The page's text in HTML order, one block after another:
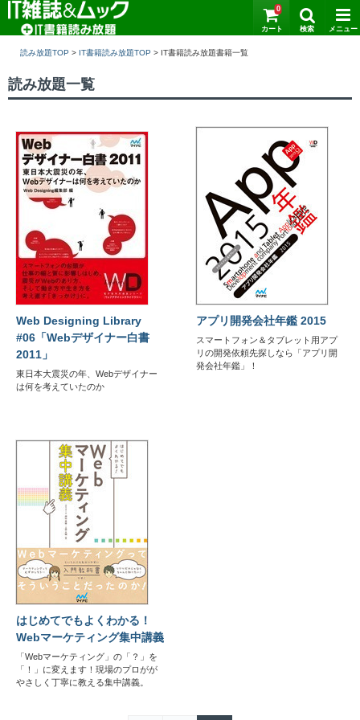
読み放題TOP > IT書籍読み放題TOP >
0
読み放題一覧
Web Designing Library
#06「Webデザイナー白書
2011」
東日本大震災の年、Webデザイナー
は何を考えていたのか
アプリ開発会社年鑑 2015
スマートフォン＆タブレット用アプ
リの開発依頼先探しなら「アプリ開
発会社年鑑」！
はじめてでもよくわかる！
Webマーケティング集中講義
「Webマーケティング」の「？」を
「！」に変えます！現場のプロがが
やさしく丁寧に教える集中講義。